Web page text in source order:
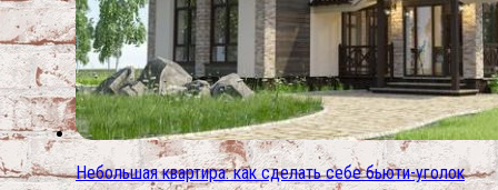
Небольшая квартира: как сделать себе бьюти-уголок